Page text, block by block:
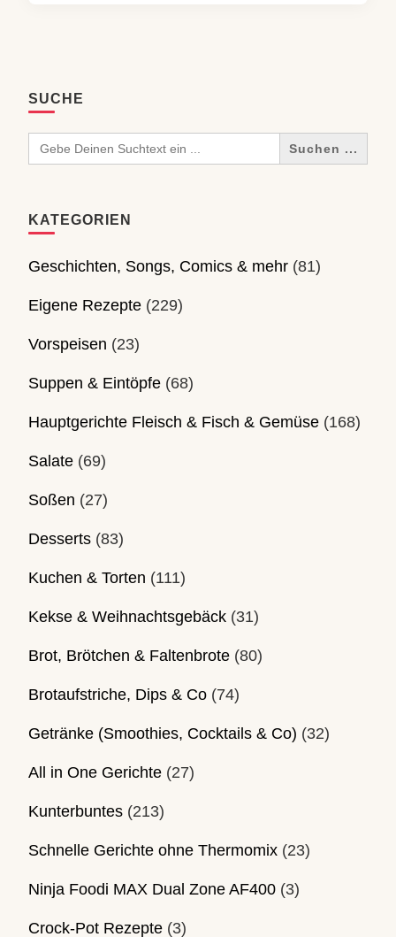
SUCHE
Search
for:
KATEGORIEN
Geschichten, Songs, Comics & mehr (81)
Eigene Rezepte (229)
Vorspeisen (23)
Suppen & Eintöpfe (68)
Hauptgerichte Fleisch & Fisch & Gemüse (168)
Salate (69)
Soßen (27)
Desserts (83)
Kuchen & Torten (111)
Kekse & Weihnachtsgebäck (31)
Brot, Brötchen & Faltenbrote (80)
Brotaufstriche, Dips & Co (74)
Getränke (Smoothies, Cocktails & Co) (32)
All in One Gerichte (27)
Kunterbuntes (213)
Schnelle Gerichte ohne Thermomix (23)
Ninja Foodi MAX Dual Zone AF400 (3)
Crock-Pot Rezepte (3)